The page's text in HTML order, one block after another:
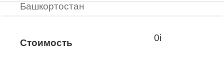
Башкортостан
Стоимость 0i